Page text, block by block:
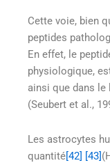
Cette voie, bien
peptides
En effet, le
physiologique,
ainsi que dans
(Seubert et al.,
Les astrocytes
quantité[42] [43]